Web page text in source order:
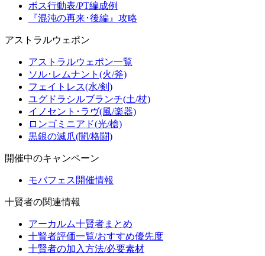
ボス行動表/PT編成例
『混沌の再来･後編』攻略
アストラルウェポン
アストラルウェポン一覧
ソル･レムナント(火/斧)
フェイトレス(水/剣)
ユグドラシルブランチ(土/杖)
イノセント･ラヴ(風/楽器)
ロンゴミニアド(光/槍)
黒銀の滅爪(闇/格闘)
開催中のキャンペーン
モバフェス開催情報
十賢者の関連情報
アーカルム十賢者まとめ
十賢者評価一覧/おすすめ優先度
十賢者の加入方法/必要素材